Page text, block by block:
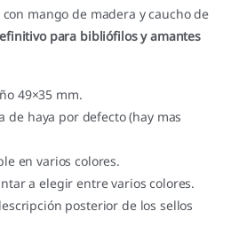
mango de madera y caucho de
para bibliófilos y amantes
49×35 mm.
de haya por defecto (hay mas
en varios colores.
a elegir entre varios colores.
posterior de los sellos